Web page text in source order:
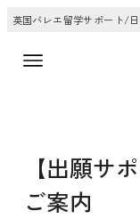
英国バレエ留学サポート/
【出願サ
ご案内